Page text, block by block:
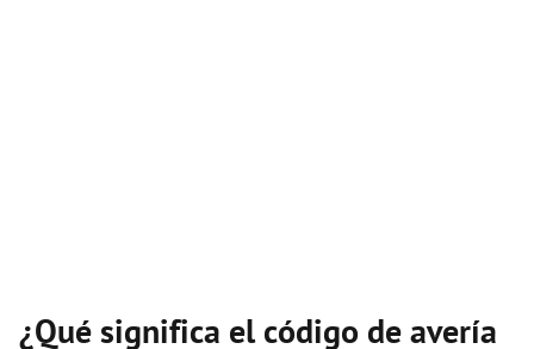
¿Qué significa el código de avería